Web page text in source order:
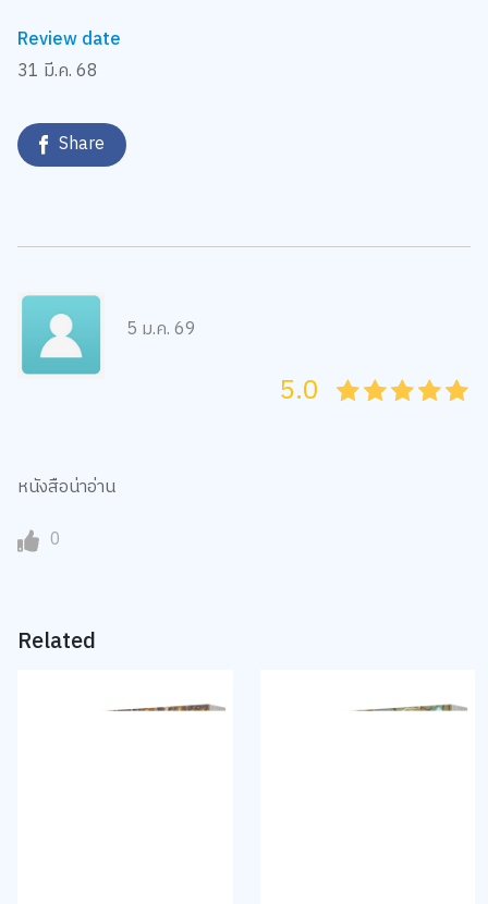
Review date
31 มี.ค. 68
Share
5 ม.ค. 69
45
4
35
3
25
2
15
1
05
5.0
หนังสือน่าอ่าน
0
Related